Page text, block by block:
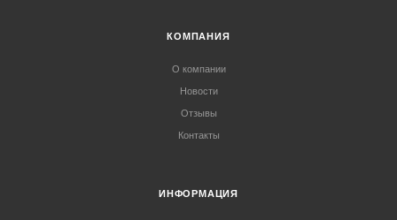
КОМПАНИЯ
О компании
Новости
Отзывы
Контакты
ИНФОРМАЦИЯ